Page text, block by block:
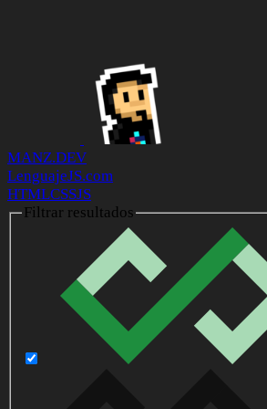
MANZ.DEV
LenguajeJS.com
HTMLCSSJS
Filtrar resultados